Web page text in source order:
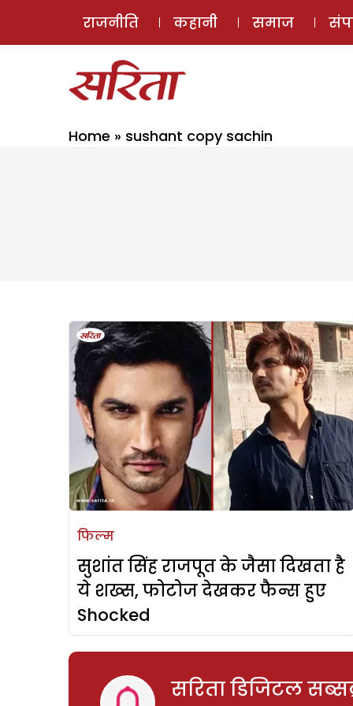
राजनीति कहानी समाज
Home » sushant copy sachin
फिल्म
सुशांत सिंह राजपूत के जैसा दिखता है
ये शख्स, फोटोज देखकर फैन्स हुए
Shocked
सरिता डिजिटल